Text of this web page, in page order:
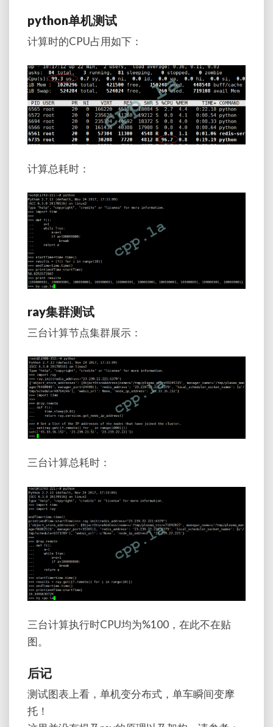
python单机测试
计算时的CPU占用如下：
计算总耗时：
ray集群测试
三台计算节点集群展示：
三台计算总耗时：
三台计算执行时CPU均为%100，在此不在贴
图。
后记
测试图表上看，单机变分布式，单车瞬间变摩
托！